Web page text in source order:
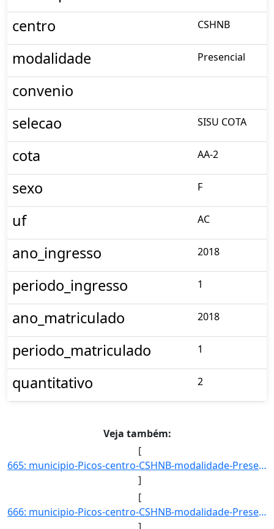
centro
CSHNB
modalidade Presencial
convenio
selecao
SISU COTA
cota AA-2
sexo F
uf AC
ano_ingresso 2018
periodo_ingresso 1
ano_matriculado 2018
periodo_matriculado 1
quantitativo 2
Veja também:
[
665: municipio-Picos-centro-CSHNB-modalidade-Presencial-convenio--selecao-SISU_COTA-cota-AA-2-sexo-M-uf-A]
]
[
666: municipio-Picos-centro-CSHNB-modalidade-Presencial-convenio--selecao-SISU_COTA-cota-AA-8-sexo-F-uf-A]